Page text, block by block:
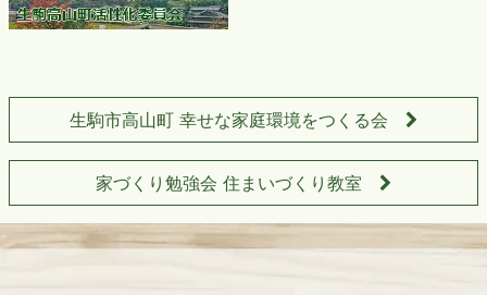
生駒市高山町 幸せな家庭環境をつくる会
家づくり勉強会 住まいづくり教室